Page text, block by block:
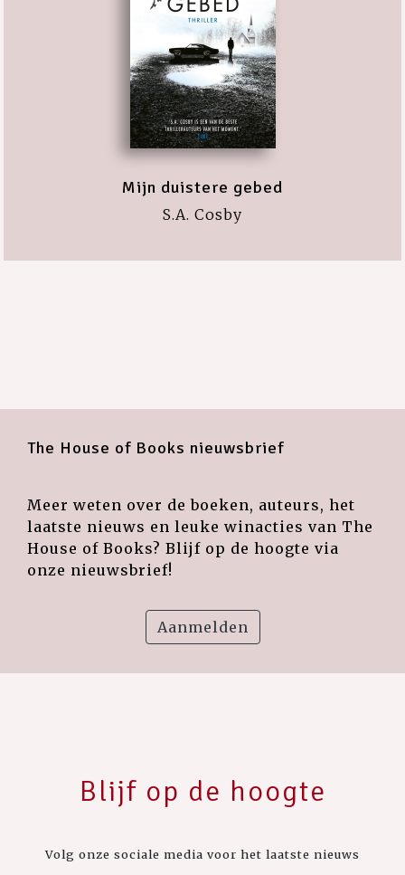
Mijn duistere gebed
S.A. Cosby
The House of Books nieuwsbrief
Meer weten over de boeken, auteurs, het
laatste nieuws en leuke winacties van The
House of Books? Blijf op de hoogte via
onze nieuwsbrief!
Aanmelden
Blijf op de hoogte
Volg onze sociale media voor het laatste nieuws